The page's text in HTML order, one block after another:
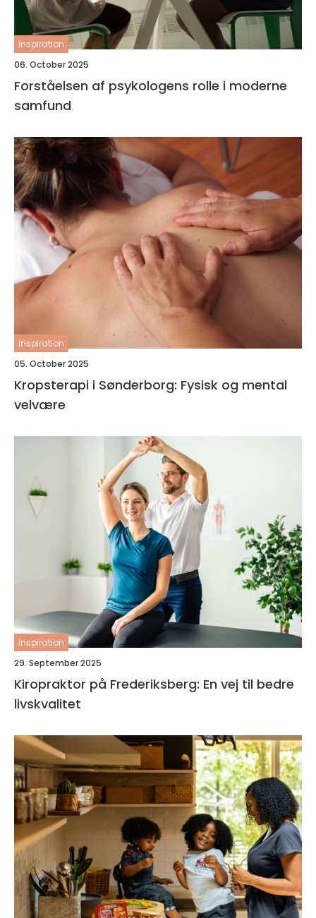
inspiration
06. October 2025
Forståelsen af psykologens rolle i moderne
samfund
inspiration
05. October 2025
Kropsterapi i Sønderborg: Fysisk og mental
velvære
inspiration
29. September 2025
Kiropraktor på Frederiksberg: En vej til bedre
livskvalitet